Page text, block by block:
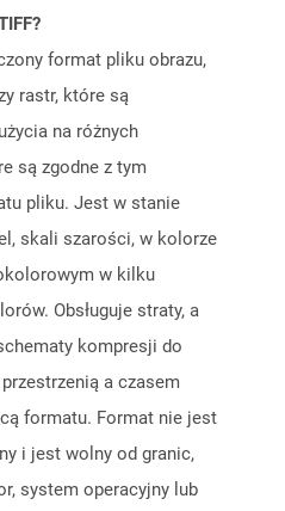
format pliku obrazu,
rastr, które są
na różnych
są zgodne z tym
pliku. Jest w stanie
skali szarości, w kolorze
w kilku
Obsługuje straty, a
kompresji do
a czasem
formatu. Format nie jest
i jest wolny od granic,
system operacyjny lub